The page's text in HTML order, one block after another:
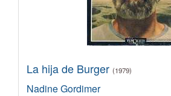
La hija de Burger (1979)
Nadine Gordimer